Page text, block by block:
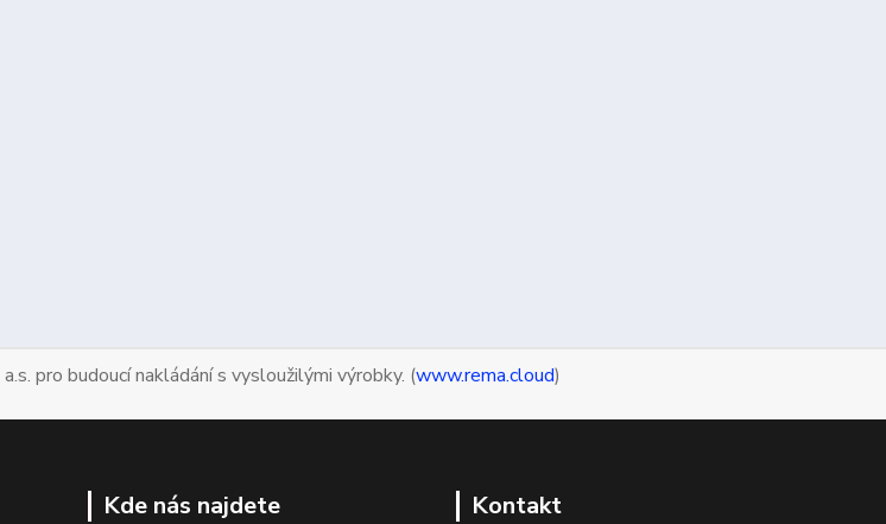
pro budoucí nakládání s vysloužilými výrobky. (www.rema.cloud)
Kde nás najdete Kontakt